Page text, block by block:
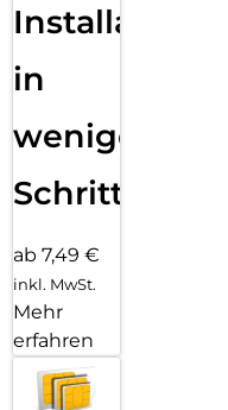
Installation
in
wenigen
Schritten
ab 7,49 €
inkl. MwSt.
Mehr
erfahren